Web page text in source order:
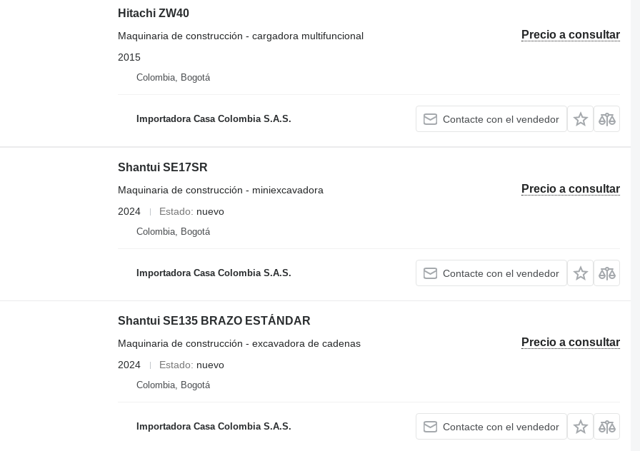
Hitachi ZW40
Precio a consultar
Maquinaria de construcción - cargadora multifuncional
2015
Colombia, Bogotá
Importadora Casa Colombia S.A.S. Contacte con el vendedor
Shantui SE17SR
Precio a consultar
Maquinaria de construcción - miniexcavadora
2024
Estado nuevo
Colombia, Bogotá
Importadora Casa Colombia S.A.S. Contacte con el vendedor
Shantui SE135 BRAZO ESTÁNDAR
Precio a consultar
Maquinaria de construcción - excavadora de cadenas
2024
Estado nuevo
Colombia, Bogotá
Importadora Casa Colombia S.A.S. Contacte con el vendedor